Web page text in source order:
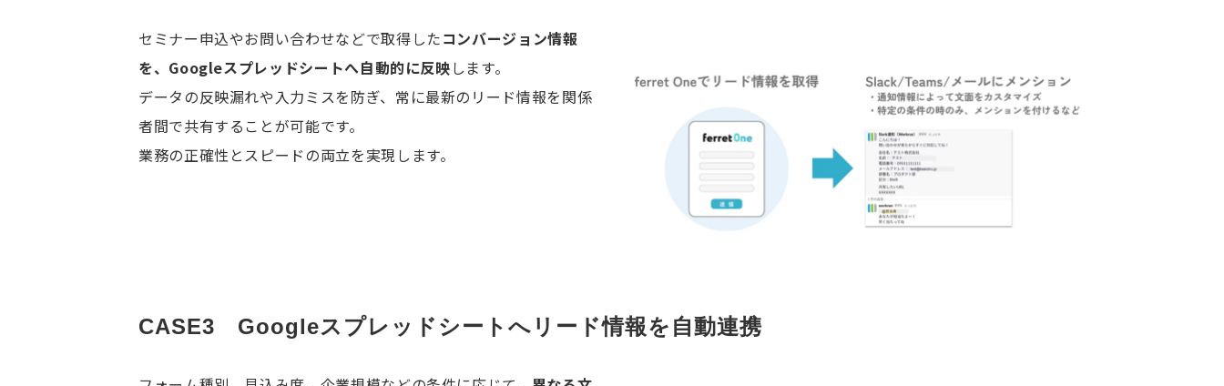
セミナー申込やお問い合わせなどで取得したコンバージョン情報
を、Googleスプレッドシートへ自動的に反映します。
データの反映漏れや入力ミスを防ぎ、常に最新のリード情報を関係
者間で共有することが可能です。
業務の正確性とスピードの両立を実現します。
CASE3　Googleスプレッドシートへリード情報を自動連携